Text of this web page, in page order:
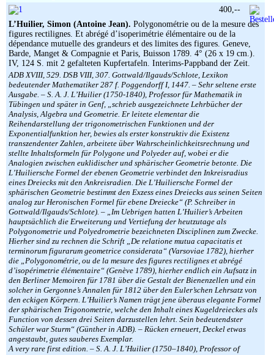
L’Huilier, Simon (Antoine Jean). Polygonométrie ou de la mesure des
figures rectilignes. Et abrégé d’isoperimétrie élémentaire ou de la
dépendance mutuelle des grandeurs et des limites des figures. Geneve,
Barde, Manget & Compagnie et Paris, Buisson 1789. 4° (26 x 19 cm.).
IV, 124 S. mit 2 gefalteten Kupfertafeln. Interims-Pappband der Zeit.
ADB XVIII, 529. DSB VIII, 307. Gottwald/Ilgauds/Schlote, Lexikon
bedeutender Mathematiker 287 f. Poggendorff I, 1447. – Sehr seltene erste
Ausgabe. – S. A. J. L’Huilier (1750-1840), Professor für Mathematik in
Tübingen und später in Genf, „schrieb ausgezeichnete Lehrbücher der
Analysis, Algebra und Geometrie. Er leitete elementar die
Reihendarstellung der trigonometrischen Funktionen und der
Exponentialfunktion her, bewies als erster konstruktiv die Existenz
transzendenter Zahlen, arbeitete über Wahrscheinlichkeitsrechnung und
stellte Inhaltsformeln für Polygone und Polyeder auf, wobei er die
Analogien zwischen euklidischer und sphärischer Geometrie betonte. Die
L’Huiliersche Formel der ebenen Geometrie verbindet den Inkreisradius
eines Dreiecks mit den Ankreisradien. Die L’Huiliersche Formel der
sphärischen Geometrie bestimmt den Exzess eines Dreiecks aus seinen Seiten
analog zur Heronischen Formel für ebene Dreiecke“ (P. Schreiber in
Gottwald/Ilgauds/Schlote). – „Im Uebrigen hatten L’Huilier’s Arbeiten
hauptsächlich die Erweiterung und Vertiefung der heutzutage als
Polygonometrie und Polyedrometrie bezeichneten Disciplinen zum Zwecke.
Hierher sind zu rechnen die Schrift „De relatione mutua capacitatis et
terminorum figurarum geometrice considerata“ (Varsoviae 1782), hierher
die „Polygonométrie, ou de la mesure des figures rectilignes et abrégé
d’isopérimetrie élémentaire“ (Genève 1789), hierher endlich ein Aufsatz in
den Berliner Memoiren für 1781 über die Gestalt der Bienenzellen und ein
solcher in Gergonne’s Annalen für 1812 über den Euler’schen Lehrsatz von
den eckigen Körpern. L’Huilier’s Namen trägt jene überaus elegante Formel
der sphärischen Trigonometrie, welche den Inhalt eines Kugeldreieckes als
Function von dessen drei Seiten darzustellen lehrt. Sein bedeutendster
Schüler war Sturm“ (Günther in ADB). – Rücken erneuert, Deckel etwas
angestaubt, gutes sauberes Exemplar.
A very rare first edition. – S. A. J. L’Huilier (1750–1840), Professor of
400,--